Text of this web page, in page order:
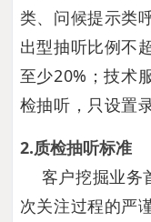
类、问候提示类
出型抽听比例不
至少20%；技术
检抽听，只设置
2.质检抽听标准
客户挖掘业务
次关注过程的严